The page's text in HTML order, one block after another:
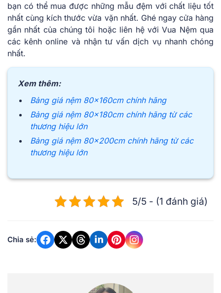
bạn có thể mua được những mẫu đệm với chất liệu tốt
nhất cùng kích thước vừa vặn nhất. Ghé ngay cửa hàng
gần nhất của chúng tôi hoặc liên hệ với Vua Nệm qua
các kênh online và nhận tư vấn dịch vụ nhanh chóng
nhất.
Xem thêm:
Bảng giá nệm 80x160cm chính hãng
Bảng giá nệm 80x180cm chính hãng từ các
thương hiệu lớn
Bảng giá nệm 80x200cm chính hãng từ các
thương hiệu lớn
5/5 - (1 đánh giá)
Chia sẻ: